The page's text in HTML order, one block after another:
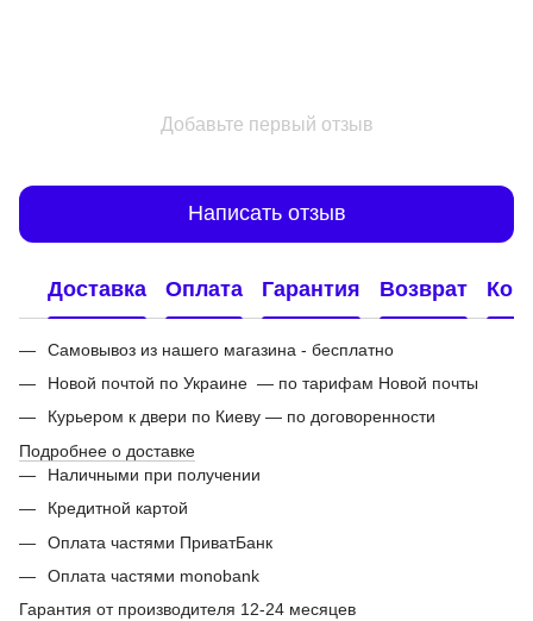
Добавьте первый отзыв
Написать отзыв
Доставка Оплата Гарантия Возврат
Самовывоз из нашего магазина - бесплатно
Новой почтой по Украине — по тарифам Новой почты
Курьером к двери по Киеву — по договоренности
Подробнее о доставке
Наличными при получении
Кредитной картой
Оплата частями ПриватБанк
Оплата частями monobank
Гарантия от производителя 12-24 месяцев